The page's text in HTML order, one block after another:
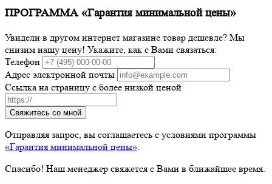
ПРОГРАММА «Гарантия минимальной цены»
Увидели в другом интернет магазине товар дешевле? Мы
снизим нашу цену! Укажите, как с Вами связаться:
Телефон
Адрес электронной почты
Ссылка на страницу с более низкой ценой
Свяжитесь со мной
Отправляя запрос, вы соглашаетесь с условиями программы
«Гарантия минимальной цены»
Спасибо! Наш менеджер свяжется с Вами в ближайшее время.